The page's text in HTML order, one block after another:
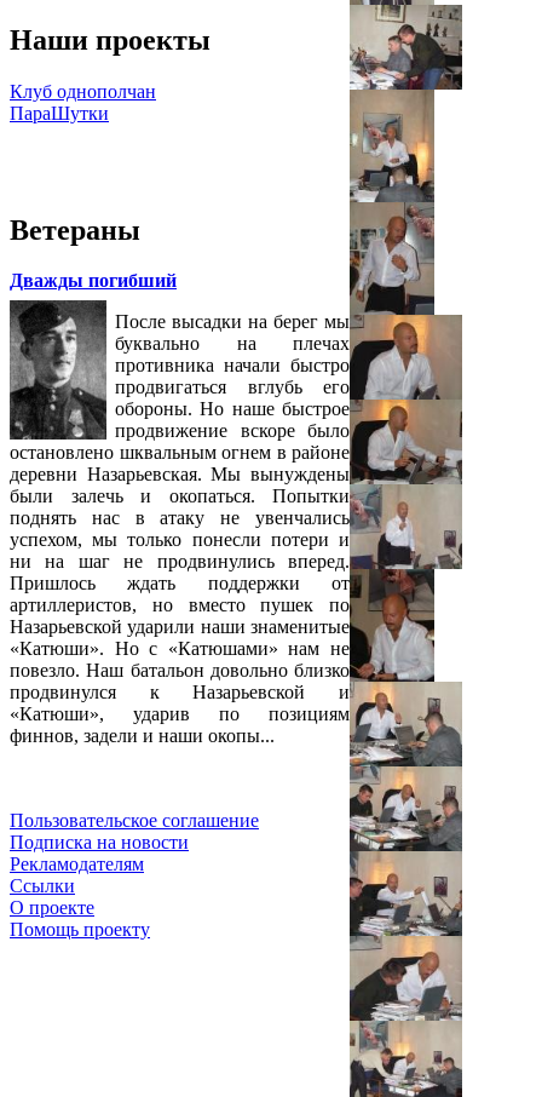
Наши проекты
Клуб однополчан
ПараШутки
Ветераны
Дважды погибший
После высадки на берег мы
буквально на плечах
противника начали быстро
продвигаться вглубь его
обороны. Но наше быстрое
продвижение вскоре было
остановлено шквальным огнем в районе
деревни Назарьевская. Мы вынуждены
были залечь и окопаться. Попытки
поднять нас в атаку не увенчались
успехом, мы только понесли потери и
ни на шаг не продвинулись вперед.
Пришлось ждать поддержки от
артиллеристов, но вместо пушек по
Назарьевской ударили наши знаменитые
«Катюши». Но с «Катюшами» нам не
повезло. Наш батальон довольно близко
продвинулся к Назарьевской и
«Катюши», ударив по позициям
финнов, задели и наши окопы...
Пользовательское соглашение
Подписка на новости
Рекламодателям
Ссылки
О проекте
Помощь проекту